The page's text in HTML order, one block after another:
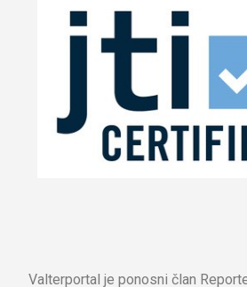
Valterportal je ponosni član